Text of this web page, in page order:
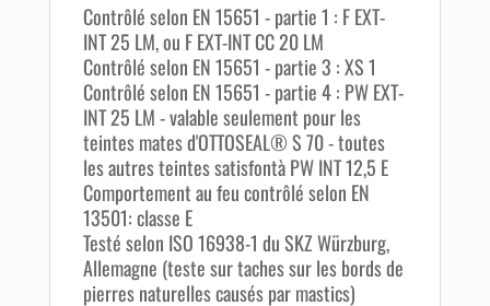
Contrôlé selon EN 15651 - partie 1 : F EXT-
INT 25 LM, ou F EXT-INT CC 20 LM
Contrôlé selon EN 15651 - partie 3 : XS 1
Contrôlé selon EN 15651 - partie 4 : PW EXT-
INT 25 LM - valable seulement pour les
teintes mates d'OTTOSEAL® S 70 - toutes
les autres teintes satisfontà PW INT 12,5 E
Comportement au feu contrôlé selon EN
13501: classe E
Testé selon ISO 16938-1 du SKZ Würzburg,
Allemagne (teste sur taches sur les bords de
pierres naturelles causés par mastics)